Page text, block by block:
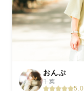
おんぷ
千葉
5.0